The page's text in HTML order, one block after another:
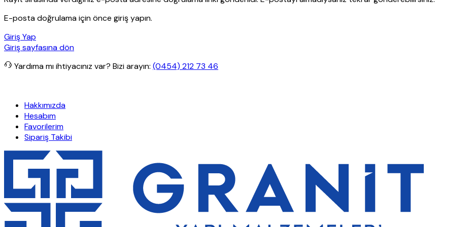
E-posta doğrulama için önce giriş yapın.
Giriş Yap
Giriş sayfasına dön
Yardıma mı ihtiyacınız var? Bizi arayın: (0454) 212 73 46
Hakkımızda
Hesabım
Favorilerim
Sipariş Takibi